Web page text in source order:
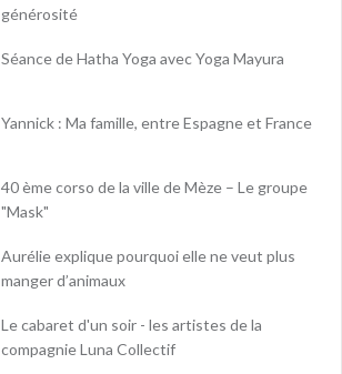
générosité
Séance de Hatha Yoga avec Yoga Mayura
Yannick : Ma famille, entre Espagne et France
40 ème corso de la ville de Mèze – Le groupe
"Mask"
Aurélie explique pourquoi elle ne veut plus
manger d’animaux
Le cabaret d'un soir - les artistes de la
compagnie Luna Collectif